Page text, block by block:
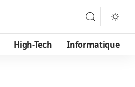
High-Tech Informatique